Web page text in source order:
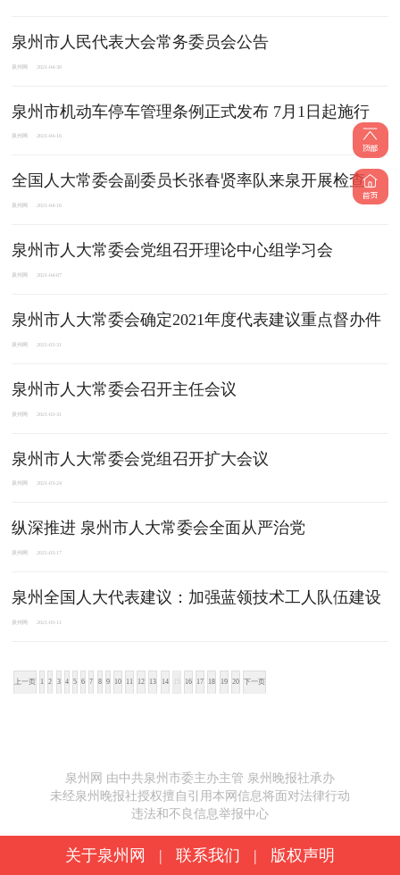
泉州市人民代表大会常务委员会公告
泉州网 2021-04-30
泉州市机动车停车管理条例正式发布 7月1日起施行
泉州网 2021-04-16
全国人大常委会副委员长​张春贤率队来泉开展检查
泉州网 2021-04-16
泉州市人大常委会党组召开理论中心组学习会
泉州网 2021-04-07
泉州市人大常委会确定2021年度代表建议重点督办件
泉州网 2021-03-31
泉州市人大常委会召开主任会议
泉州网 2021-03-31
泉州市人大常委会党组召开扩大会议
泉州网 2021-03-24
纵深推进 泉州市人大常委会全面从严治党
泉州网 2021-03-17
泉州全国人大代表建议：加强蓝领技术工人队伍建设
泉州网 2021-03-11
上一页 1 2 3 4 5 6 7 8 9 10 11 12 13 14 16 17 18 19 20 下一页
泉州网 由中共泉州市委主办主管 泉州晚报社承办
未经泉州晚报社授权擅自引用本网信息将面对法律行动
违法和不良信息举报中心
关于泉州网 | 联系我们 | 版权声明